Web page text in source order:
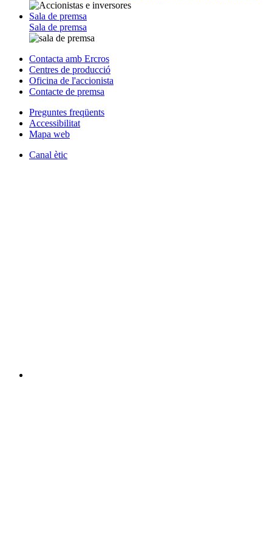
Sala de premsa
Sala de premsa
Contacta amb Ercros
Centres de producció
Oficina de l'accionista
Contacte de premsa
Preguntes freqüents
Accessibilitat
Mapa web
Canal ètic